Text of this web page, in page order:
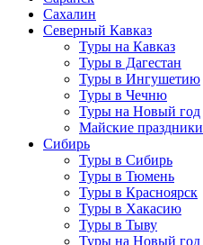
Сахалин
Северный Кавказ
Туры на Кавказ
Туры в Дагестан
Туры в Ингушетию
Туры в Чечню
Туры на Новый год
Майские праздники
Сибирь
Туры в Сибирь
Туры в Тюмень
Туры в Красноярск
Туры в Хакасию
Туры в Тыву
Туры на Новый год